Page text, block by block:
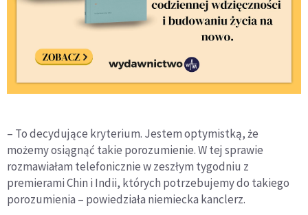
– To decydujące kryterium. Jestem optymistką, że
możemy osiągnąć takie porozumienie. W tej sprawie
rozmawiałam telefonicznie w zeszłym tygodniu z
premierami Chin i Indii, których potrzebujemy do takiego
porozumienia – powiedziała niemiecka kanclerz.